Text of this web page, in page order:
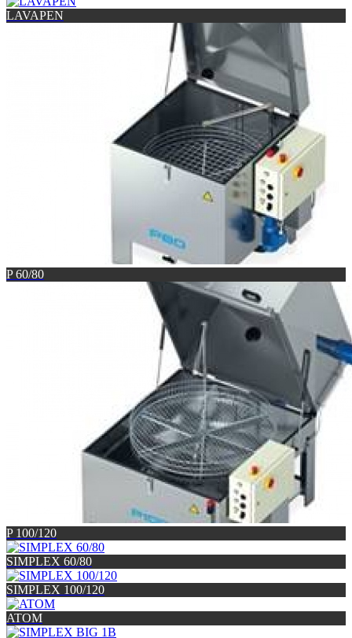
LAVAPEN
P 60/80
P 100/120
SIMPLEX 60/80
SIMPLEX 100/120
ATOM